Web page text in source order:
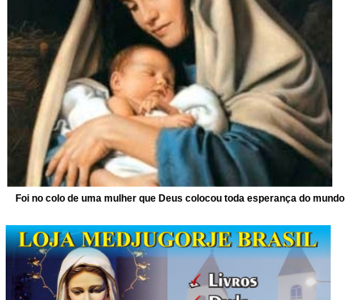
Foi no colo de uma mulher que Deus colocou toda esperança do mundo